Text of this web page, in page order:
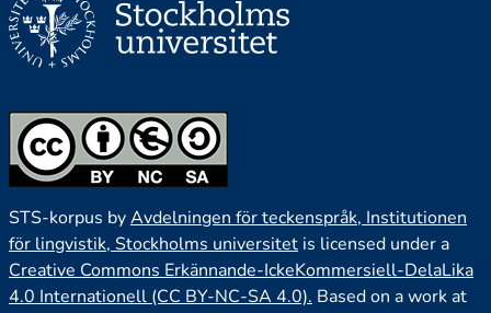
STS-korpus byAvdelningen för teckenspråk, Institutionen
för lingvistik, Stockholms universitet is licensed under a
Creative Commons Erkännande-IckeKommersiell-DelaLika
4.0 Internationell (CC BY-NC-SA 4.0). Based on a work at